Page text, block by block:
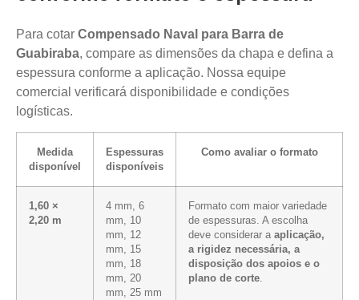
Para cotar Compensado Naval para Barra de
Guabiraba, compare as dimensões da chapa e defina a
espessura conforme a aplicação. Nossa equipe
comercial verificará disponibilidade e condições
logísticas.
Medida
disponível
Espessuras
disponíveis
Como avaliar o formato
1,60 ×
2,20 m
4 mm, 6
mm, 10
mm, 12
mm, 15
mm, 18
mm, 20
mm, 25 mm
Formato com maior variedade
de espessuras. A escolha
deve considerar a aplicação,
a rigidez necessária, a
disposição dos apoios e o
plano de corte.